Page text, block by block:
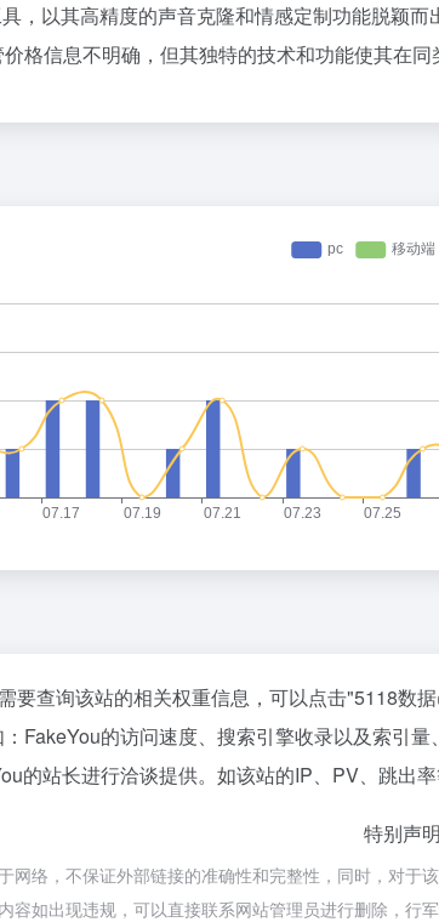
，以其高精度的声音克隆和情感定制功能脱颖
格信息不明确，但其独特的技术和功能使其在同
要查询该站的相关权重信息，可以点击"5118数据
FakeYou的访问速度、搜索引擎收录以及索引
的站长进行洽谈提供。如该站的IP、PV、跳出率
特别声明
网络，不保证外部链接的准确性和完整性，同时，对
如出现违规，可以直接联系网站管理员进行删除，行